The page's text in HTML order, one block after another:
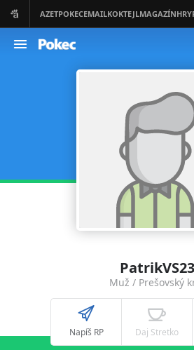
PatrikVS23
Muž / Prešovský
Napíš RP Daj Stretko